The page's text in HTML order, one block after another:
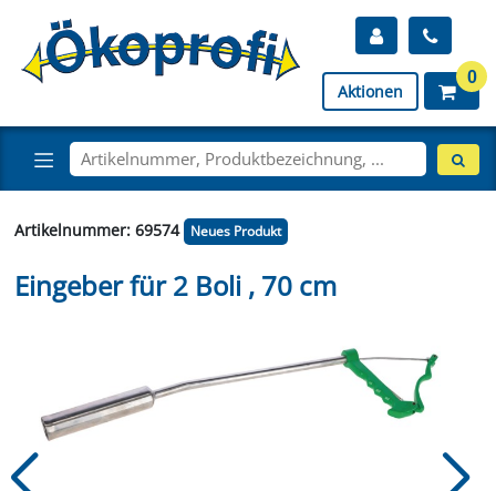
Aktionen
0
Artikelnummer: 69574 Neues Produkt
Eingeber für 2 Boli , 70 cm